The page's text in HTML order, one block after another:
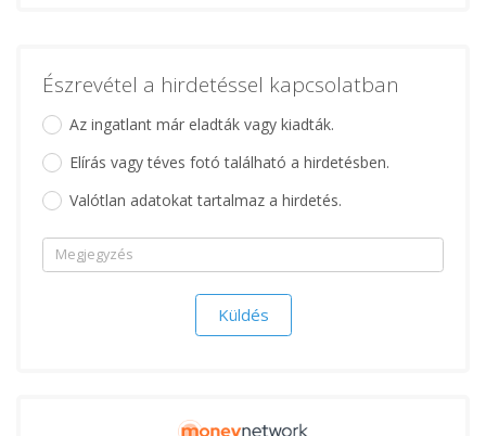
Észrevétel a hirdetéssel kapcsolatban
Az ingatlant már eladták vagy kiadták.
Elírás vagy téves fotó található a hirdetésben.
Valótlan adatokat tartalmaz a hirdetés.